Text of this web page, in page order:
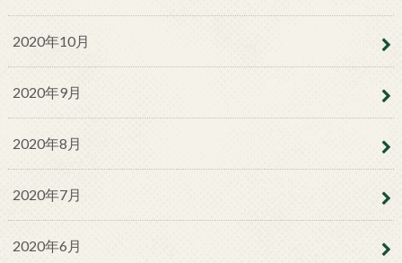
2020年10月
2020年9月
2020年8月
2020年7月
2020年6月